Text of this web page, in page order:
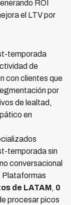
ROI
el LTV por
temporada
de
con clientes que
por
de lealtad,
en
temporada sin
conversacional
Plataformas
de LATAM , 0
procesar picos